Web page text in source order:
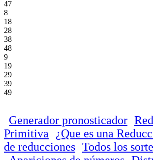
47
8
18
28
38
48
9
19
29
39
49
Generador pronosticador
Primitiva
¿Que es una
de reducciones Todos los